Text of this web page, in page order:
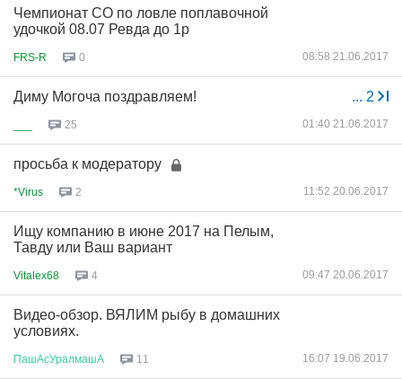
Чемпионат СО по ловле поплавочной
удочкой 08.07 Ревда до 1р
FRS-R 0 08:58 21.06.2017
... 2
Диму Могоча поздравляем!
25 01:40 21.06.2017
просьба к модератору
*Virus 2 11:52 20.06.2017
Ищу компанию в июне 2017 на Пелым,
Тавду или Ваш вариант
Vitalex68 4 09:47 20.06.2017
Видео-обзор. ВЯЛИМ рыбу в домашних
условиях.
ПашАсУралмашА 11 16:07 19.06.2017